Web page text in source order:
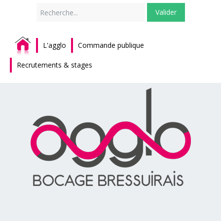
Valider
L'agglo Commande publique
Recrutements & stages